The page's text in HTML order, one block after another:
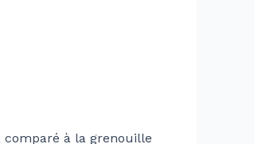
à la grenouille